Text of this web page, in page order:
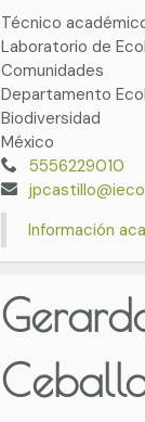
Técnico
Laboratorio de
Comunidades
Departamento
Biodiversidad
México
5556229010
Información